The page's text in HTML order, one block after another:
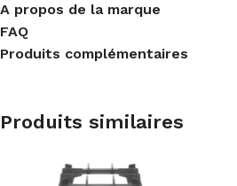
A propos de la marque
FAQ
Produits complémentaires
Produits similaires